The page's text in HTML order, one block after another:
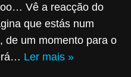
Vê a reacção do
que estás num
de um momento para o
Ler mais »